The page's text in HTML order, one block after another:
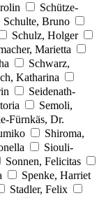
Schütze-
Schulte, Bruno
Schulz, Holger
Marietta
Schwarz,
Katharina
Seidenath-
Semoli,
Fürnkäs, Dr.
Shiroma,
Siouli-
Sonnen, Felicitas
Spenke, Harriet
Stadler, Felix